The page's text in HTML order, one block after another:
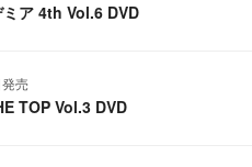
ア 4th Vol.6 DVD
売
TOP Vol.3 DVD